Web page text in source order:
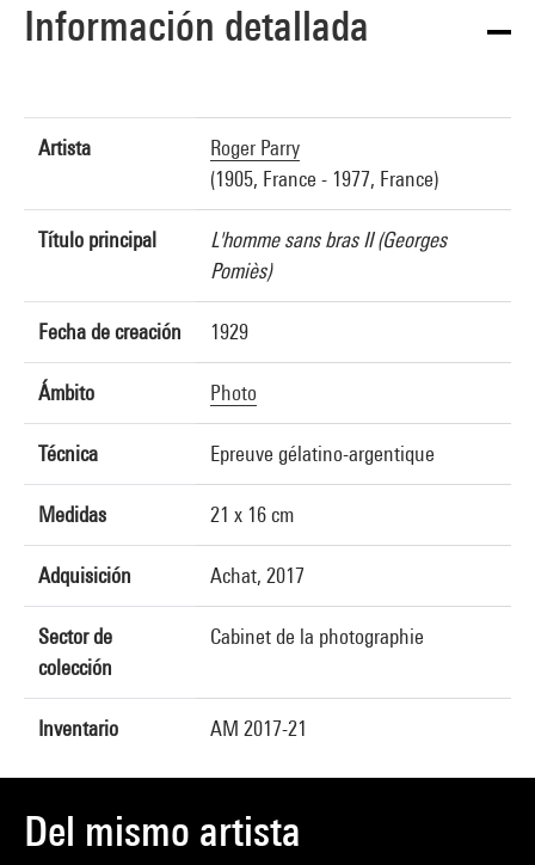
Información detallada
Artista
Roger Parry
(1905, France - 1977, France)
Título principal
L'homme sans bras II (Georges
Pomiès)
Fecha de creación 1929
Ámbito Photo
Técnica Epreuve gélatino-argentique
Medidas 21 x 16 cm
Adquisición Achat, 2017
Sector de
colección
Cabinet de la photographie
Inventario AM 2017-21
Del mismo artista